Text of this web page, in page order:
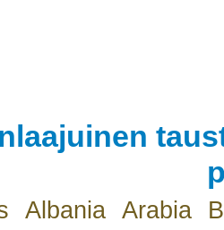
Albania Arabia